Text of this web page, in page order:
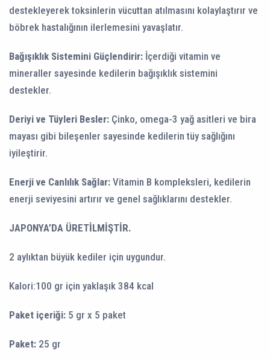
destekleyerek toksinlerin vücuttan atılmasını kolaylaştırır ve
böbrek hastalığının ilerlemesini yavaşlatır.
Bağışıklık Sistemini Güçlendirir: İçerdiği vitamin ve
mineraller sayesinde kedilerin bağışıklık sistemini
destekler.
Deriyi ve Tüyleri Besler: Çinko, omega-3 yağ asitleri ve bira
mayası gibi bileşenler sayesinde kedilerin tüy sağlığını
iyileştirir.
Enerji ve Canlılık Sağlar: Vitamin B kompleksleri, kedilerin
enerji seviyesini artırır ve genel sağlıklarını destekler.
JAPONYA’DA ÜRETİLMİŞTİR.
2 aylıktan büyük kediler için uygundur.
Kalori:100 gr için yaklaşık 384 kcal
Paket içeriği: 5 gr x 5 paket
Paket: 25 gr